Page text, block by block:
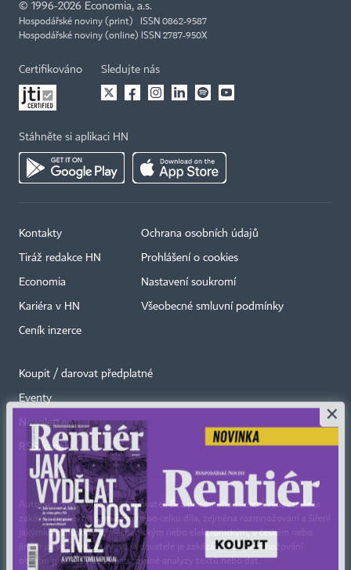
© 1996-2026 Economia, a.s.
Hospodářské noviny (print) ISSN 0862-9587
Hospodářské noviny (online) ISSN 2787-950X
Certifikováno Sledujte nás
Stáhněte si aplikaci HN
Kontakty
Tiráž redakce HN
Economia
Kariéra v HN
Ceník inzerce
Ochrana osobních údajů
Prohlášení o cookies
Nastavení soukromí
Všeobecné smluvní podmínky
Koupit / darovat předplatné
Eventy
Newslettery
RSS kanály
Autorská práva vykonává vydavatel. Bez písemného svolení vydavatele je
zakázáno jakékoli užití částí nebo celku díla, zejména rozmnožování a šíření
jakýmkoli způsobem, mechanickým nebo elektronickým, v českém nebo
jiném jazyce. Bez souhlasu vydavatele je zakázáno též rozmnožování
obsahu pro účely automatizované analýzy textů nebo dat
×